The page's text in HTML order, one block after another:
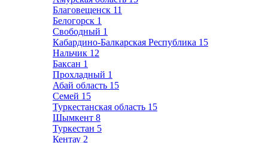
Благовещенск 11
Белогорск 1
Свободный 1
Кабардино-Балкарская Республика 15
Нальчик 12
Баксан 1
Прохладный 1
Абай область 15
Семей 15
Туркестанская область 15
Шымкент 8
Туркестан 5
Кентау 2